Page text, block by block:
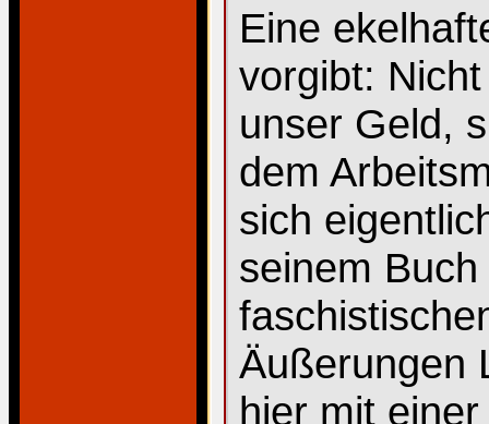
Eine
vorgibt:
unser Geld,
dem
sich
seinem
Äußerungen
hier mit